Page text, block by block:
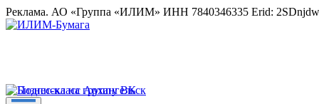
Реклама. АО «Группа «ИЛИМ» ИНН 7840346335 Erid: